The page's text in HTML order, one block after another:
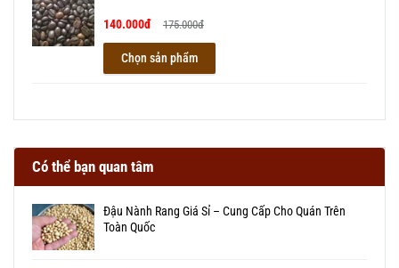
140.000đ 175.000đ
Chọn sản phẩm
Có thể bạn quan tâm
Đậu Nành Rang Giá Sỉ – Cung Cấp Cho Quán Trên
Toàn Quốc